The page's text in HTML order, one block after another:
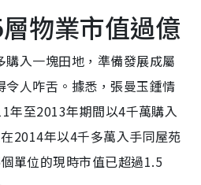
物業市值過億
入一塊田地，準備發展成屬
人咋舌。據悉，張曼玉鍾情
年至2013年期間以4千萬購入
2014年以4千多萬入手同屋苑
單位的現時市值已超過1.5